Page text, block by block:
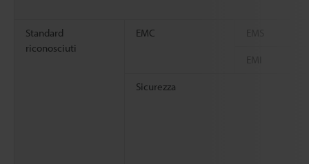
Standard
riconosciuti
EMC
Sicurezza